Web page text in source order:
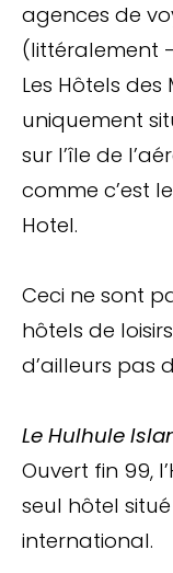
agences de
(littéralement
Les Hôtels
uniquement
sur l’île de
comme c’est
Hotel.
Ceci ne sont
hôtels de
d’ailleurs pas
Le Hulhule
Ouvert fin 99,
seul hôtel
international.